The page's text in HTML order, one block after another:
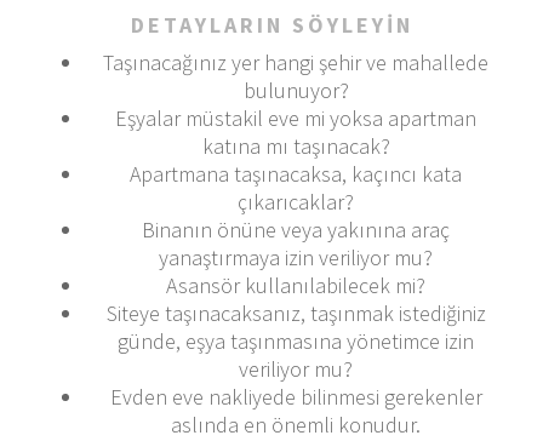
DETAYLARIN SÖYLEYİN
Taşınacağınız yer hangi şehir ve mahallede
bulunuyor?
Eşyalar müstakil eve mi yoksa apartman
katına mı taşınacak?
Apartmana taşınacaksa, kaçıncı kata
çıkarıcaklar?
Binanın önüne veya yakınına araç
yanaştırmaya izin veriliyor mu?
Asansör kullanılabilecek mi?
Siteye taşınacaksanız, taşınmak istediğiniz
günde, eşya taşınmasına yönetimce izin
veriliyor mu?
Evden eve nakliyede bilinmesi gerekenler
aslında en önemli konudur.